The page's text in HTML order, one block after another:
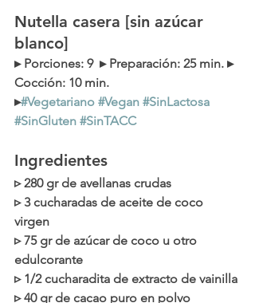
Nutella casera [sin azúcar
blanco]
▸ Porciones: 9  ▸ Preparación: 25 min. ▸
Cocción: 10 min.
▸#Vegetariano #Vegan #SinLactosa
#SinGluten #SinTACC
Ingredientes
▹ 280 gr de avellanas crudas
▹ 3 cucharadas de aceite de coco
virgen
▹ 75 gr de azúcar de coco u otro
edulcorante
▹ 1/2 cucharadita de extracto de vainilla
▹ 40 gr de cacao puro en polvo